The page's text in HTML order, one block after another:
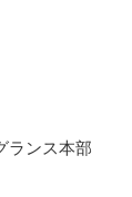
ランス本部